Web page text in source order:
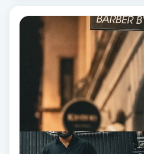
Ombre naglar
Ortobionomi
Ortopedi